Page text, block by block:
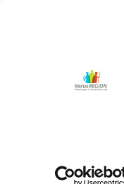
Aktiv sein
Startseite